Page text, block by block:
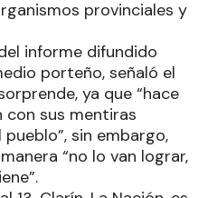
provinciales y
informe difundido
porteño, señaló el
ya que “hace
con sus mentiras
sin embargo,
“no lo van lograr,